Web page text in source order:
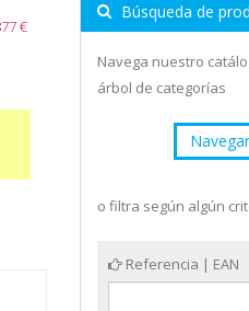
€
Búsqueda de
Navega nuestro
árbol de categorías
Navegar
o filtra según algún
Referencia | EAN